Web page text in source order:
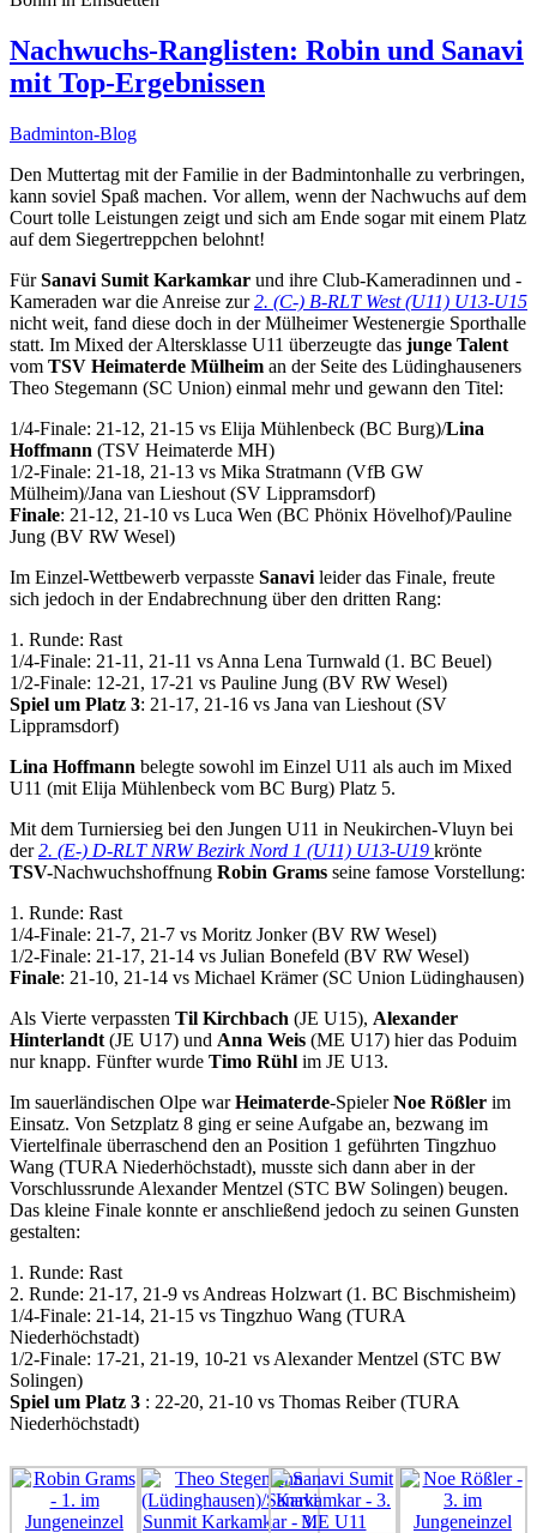
Nachwuchs-Ranglisten: Robin und Sanavi
mit Top-Ergebnissen
Badminton-Blog
Den Muttertag mit der Familie in der Badmintonhalle zu verbringen,
kann soviel Spaß machen. Vor allem, wenn der Nachwuchs auf dem
Court tolle Leistungen zeigt und sich am Ende sogar mit einem Platz
auf dem Siegertreppchen belohnt!
FürSanavi Sumit Karkamkar und ihre Club-Kameradinnen und -
Kameraden war die Anreise zur2. (C-) B-RLT West (U11) U13-U15
nicht weit, fand diese doch in der Mülheimer Westenergie Sporthalle
statt. Im Mixed der Altersklasse U11 überzeugte das junge Talent
vom TSV Heimaterde Mülheim an der Seite des Lüdinghauseners
Theo Stegemann (SC Union) einmal mehr und gewann den Titel:
1/4-Finale: 21-12, 21-15 vs Elija Mühlenbeck (BC Burg)/Lina
Hoffmann (TSV Heimaterde MH)
1/2-Finale: 21-18, 21-13 vs Mika Stratmann (VfB GW
Mülheim)/Jana van Lieshout (SV Lippramsdorf)
Finale: 21-12, 21-10 vs Luca Wen (BC Phönix Hövelhof)/Pauline
Jung (BV RW Wesel)
Im Einzel-Wettbewerb verpasste Sanavi leider das Finale, freute
sich jedoch in der Endabrechnung über den dritten Rang:
1. Runde: Rast
1/4-Finale: 21-11, 21-11 vs Anna Lena Turnwald (1. BC Beuel)
1/2-Finale: 12-21, 17-21 vs Pauline Jung (BV RW Wesel)
Spiel um Platz 3: 21-17, 21-16 vs Jana van Lieshout (SV
Lippramsdorf)
Lina Hoffmann belegte sowohl im Einzel U11 als auch im Mixed
U11 (mit Elija Mühlenbeck vom BC Burg) Platz 5.
Mit dem Turniersieg bei den Jungen U11 in Neukirchen-Vluyn bei
der2. (E-) D-RLT NRW Bezirk Nord 1 (U11) U13-U19 krönte
TSV-Nachwuchshoffnung Robin Grams seine famose Vorstellung:
1. Runde: Rast
1/4-Finale: 21-7, 21-7 vs Moritz Jonker (BV RW Wesel)
1/2-Finale: 21-17, 21-14 vs Julian Bonefeld (BV RW Wesel)
Finale: 21-10, 21-14 vs Michael Krämer (SC Union Lüdinghausen)
Als Vierte verpassten Til Kirchbach (JE U15), Alexander
Hinterlandt (JE U17) und Anna Weis (ME U17) hier das Poduim
nur knapp. Fünfter wurde Timo Rühl im JE U13.
Im sauerländischen Olpe warHeimaterde-SpielerNoe Rößler im
Einsatz. Von Setzplatz 8 ging er seine Aufgabe an, bezwang im
Viertelfinale überraschend den an Position 1 geführten Tingzhuo
Wang (TURA Niederhöchstadt), musste sich dann aber in der
Vorschlussrunde Alexander Mentzel (STC BW Solingen) beugen.
Das kleine Finale konnte er anschließend jedoch zu seinen Gunsten
gestalten:
1. Runde: Rast
2. Runde: 21-17, 21-9 vs Andreas Holzwart (1. BC Bischmisheim)
1/4-Finale: 21-14, 21-15 vs Tingzhuo Wang (TURA
Niederhöchstadt)
1/2-Finale: 17-21, 21-19, 10-21 vs Alexander Mentzel (STC BW
Solingen)
Spiel um Platz 3 : 22-20, 21-10 vs Thomas Reiber (TURA
Niederhöchstadt)